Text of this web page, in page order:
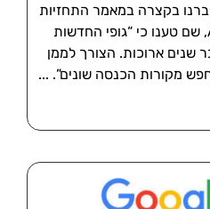
בקצרה במאמר התחזיות
שפרסמנו באתר AskPavel, שם טענו כי “גופי החדשות
שנים ארוכות. הצורך לממן
מקורות הכנסה שונים”.